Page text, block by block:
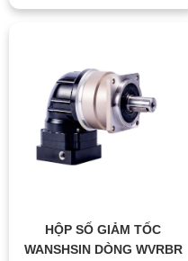
HỘP SỐ GIẢM TỐC
WANSHSIN DÒNG WVRBR